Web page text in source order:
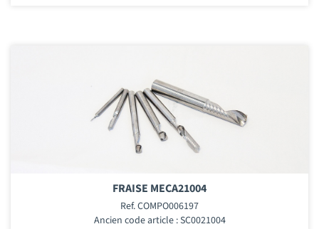
FRAISE MECA21004
Ref. COMPO006197
Ancien code article : SC0021004